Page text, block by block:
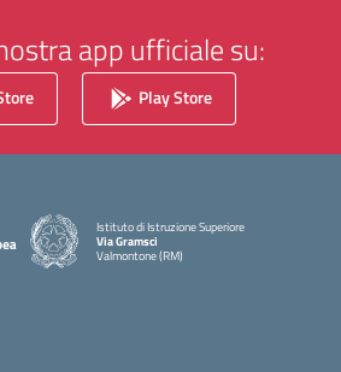
app ufficiale su:
Play Store
Istituto di Istruzione Superiore
Via Gramsci
Valmontone (RM)